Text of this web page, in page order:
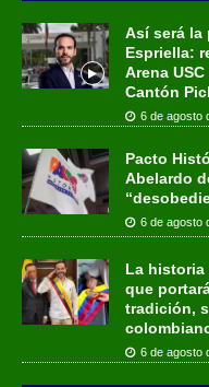
Así será la
Espriella:
Arena
Cantón
6 de agosto
Pacto
Abelardo
6 de agosto
La historia
que
tradición,
6 de agosto